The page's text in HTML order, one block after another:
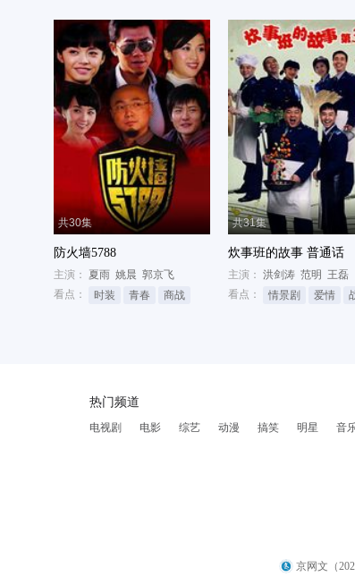
共30集
防火墙5788
主演： 夏雨 姚晨 郭京飞
看点：
时装 青春 商战
共31集
炊事班的故事 普通话
主演： 洪剑涛 范明
王磊
看点：
情景剧 爱情
热门频道
电视剧 电影 综艺 动漫 搞笑 明星 音
京网文（